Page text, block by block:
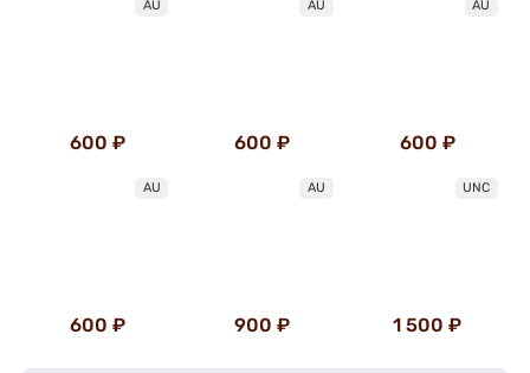
AU
600 ₽
AU
600 ₽
AU
600 ₽
AU
600 ₽
AU
900 ₽
UNC
1 500 ₽